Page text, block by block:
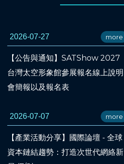
2026-07-27 more
【公告與通知】SATShow 2027
台灣太空形象館參展報名線上說明
會簡報以及報名表
2026-07-07 more
【產業活動分享】國際論壇 - 全球
資本鏈結趨勢：打造次世代網絡新